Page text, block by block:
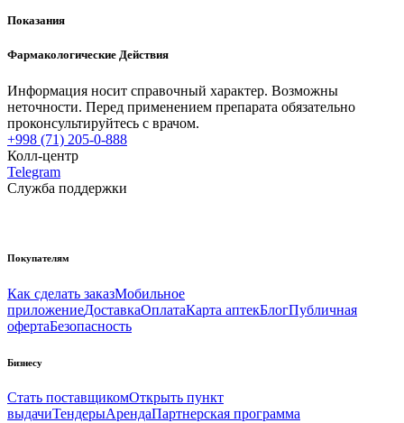
Показания
Фармакологические Действия
Информация носит справочный характер. Возможны
неточности. Перед применением препарата обязательно
проконсультируйтесь с врачом.
+998 (71) 205-0-888
Колл-центр
Telegram
Служба поддержки
Покупателям
Как сделать заказМобильное
приложениеДоставкаОплатаКарта аптекБлогПубличная
офертаБезопасность
Бизнесу
Стать поставщикомОткрыть пункт
выдачиТендерыАрендаПартнерская программа